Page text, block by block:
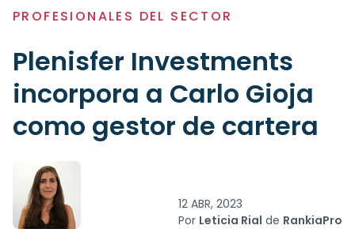
PROFESIONALES DEL SECTOR
Plenisfer Investments
incorpora a Carlo Gioja
como gestor de cartera
12 ABR, 2023
Por Leticia Rial de RankiaPro